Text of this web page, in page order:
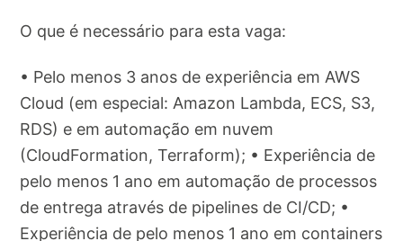
O que é necessário para esta vaga:
• Pelo menos 3 anos de experiência em AWS
Cloud (em especial: Amazon Lambda, ECS, S3,
RDS) e em automação em nuvem
(CloudFormation, Terraform); • Experiência de
pelo menos 1 ano em automação de processos
de entrega através de pipelines de CI/CD; •
Experiência de pelo menos 1 ano em containers